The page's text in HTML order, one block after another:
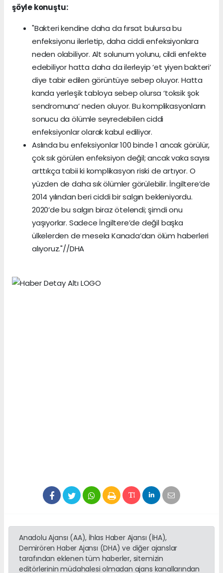
şöyle konuştu:
"Bakteri kendine daha da fırsat bulursa bu
enfeksiyonu ilerletip, daha ciddi enfeksiyonlara
neden olabiliyor. Alt solunum yolunu, cildi enfekte
edebiliyor hatta daha da ilerleyip ‘et yiyen bakteri’
diye tabir edilen görüntüye sebep oluyor. Hatta
kanda yerleşik tabloya sebep olursa ‘toksik şok
sendromuna’ neden oluyor. Bu komplikasyonların
sonucu da ölümle seyredebilen ciddi
enfeksiyonlar olarak kabul ediliyor.
Aslında bu enfeksiyonlar 100 binde 1 ancak görülür,
çok sık görülen enfeksiyon değil; ancak vaka sayısı
arttıkça tabii ki komplikasyon riski de artıyor. O
yüzden de daha sık ölümler görülebilir. İngiltere’de
2014 yılından beri ciddi bir salgın bekleniyordu.
2020’de bu salgın biraz ötelendi; şimdi onu
yaşıyorlar. Sadece İngiltere’de değil başka
ülkelerden de mesela Kanada’dan ölüm haberleri
alıyoruz."//DHA
Anadolu Ajansı (AA), İhlas Haber Ajansı (İHA),
Demirören Haber Ajansı (DHA) ve diğer ajanslar
tarafından eklenen tüm haberler, sitemizin
editörlerinin müdahalesi olmadan ajans kanallarından